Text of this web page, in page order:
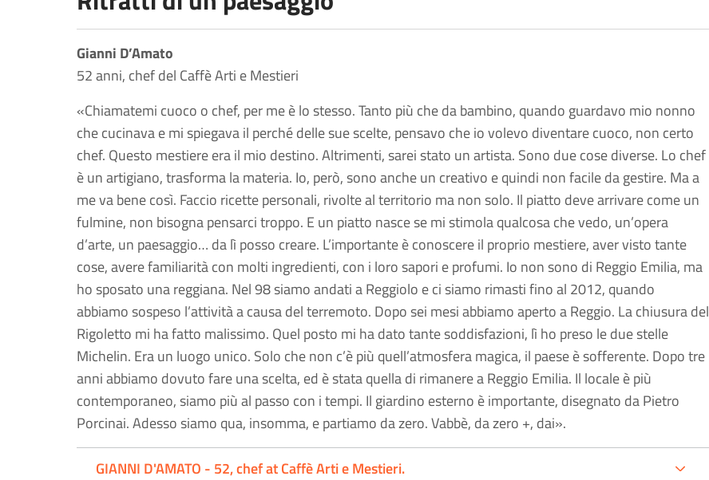
Gianni D’Amato
52 anni, chef del Caffè Arti e Mestieri
«Chiamatemi cuoco o chef, per me è lo stesso. Tanto più che da bambino, quando guardavo mio nonno
che cucinava e mi spiegava il perché delle sue scelte, pensavo che io volevo diventare cuoco, non certo
chef. Questo mestiere era il mio destino. Altrimenti, sarei stato un artista. Sono due cose diverse. Lo chef
è un artigiano, trasforma la materia. Io, però, sono anche un creativo e quindi non facile da gestire. Ma a
me va bene così. Faccio ricette personali, rivolte al territorio ma non solo. Il piatto deve arrivare come un
fulmine, non bisogna pensarci troppo. E un piatto nasce se mi stimola qualcosa che vedo, un’opera
d’arte, un paesaggio… da lì posso creare. L’importante è conoscere il proprio mestiere, aver visto tante
cose, avere familiarità con molti ingredienti, con i loro sapori e profumi. Io non sono di Reggio Emilia, ma
ho sposato una reggiana. Nel 98 siamo andati a Reggiolo e ci siamo rimasti fino al 2012, quando
abbiamo sospeso l’attività a causa del terremoto. Dopo sei mesi abbiamo aperto a Reggio. La chiusura del
Rigoletto mi ha fatto malissimo. Quel posto mi ha dato tante soddisfazioni, lì ho preso le due stelle
Michelin. Era un luogo unico. Solo che non c’è più quell’atmosfera magica, il paese è sofferente. Dopo tre
anni abbiamo dovuto fare una scelta, ed è stata quella di rimanere a Reggio Emilia. Il locale è più
contemporaneo, siamo più al passo con i tempi. Il giardino esterno è importante, disegnato da Pietro
Porcinai. Adesso siamo qua, insomma, e partiamo da zero. Vabbè, da zero +, dai».
GIANNI D'AMATO - 52, chef at Caffè Arti e Mestieri.